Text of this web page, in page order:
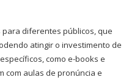
para diferentes públicos, que
atingir o investimento de
como e-books e
com aulas de pronúncia e